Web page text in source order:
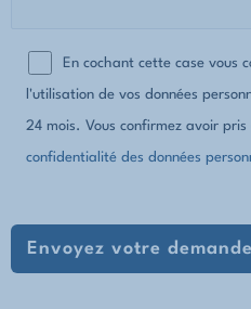
En cochant cette case vous
l'utilisation de vos données
24 mois. Vous confirmez avoir pris
confidentialité des données